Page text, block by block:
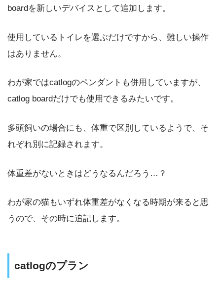
boardを新しいデバイスとして追加します。
使用しているトイレを選ぶだけですから、難しい操作
はありません。
わが家ではcatlogのペンダントも併用していますが、
catlog boardだけでも使用できるみたいです。
多頭飼いの場合にも、体重で区別しているようで、そ
れぞれ別に記録されます。
体重差がないときはどうなるんだろう…？
わが家の猫もいずれ体重差がなくなる時期が来ると思
うので、その時に追記します。
catlogのプラン